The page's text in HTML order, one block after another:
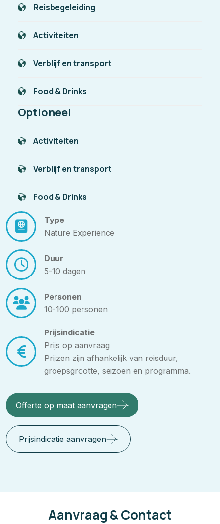
Reisbegeleiding
Activiteiten
Verblijf en transport
Food & Drinks
Optioneel
Activiteiten
Verblijf en transport
Food & Drinks
Type
Nature Experience
Duur
5-10 dagen
Personen
10-100 personen
Prijsindicatie
Prijs op aanvraag
Prijzen zijn afhankelijk van reisduur,
groepsgrootte, seizoen en programma.
Offerte op maat aanvragen
Prijsindicatie aanvragen
Aanvraag & Contact